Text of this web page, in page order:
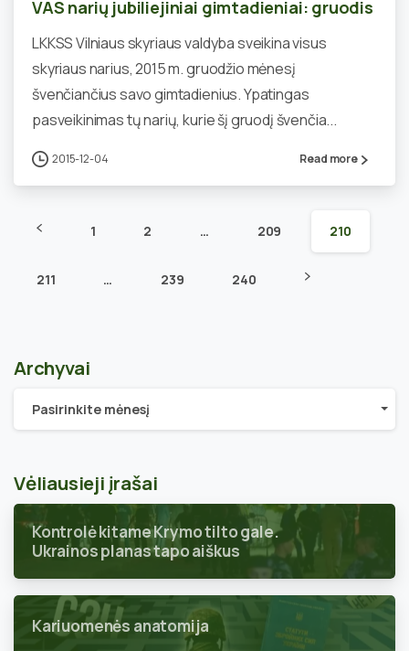
VAS narių jubiliejiniai gimtadieniai: gruodis
LKKSS Vilniaus skyriaus valdyba sveikina visus
skyriaus narius, 2015 m. gruodžio mėnesį
švenčiančius savo gimtadienius. Ypatingas
pasveikinimas tų narių, kurie šį gruodį švenčia...
2015-12-04 Read more
1 2 … 209 210
211 … 239 240
Archyvai
Archyvai
Pasirinkite mėnesį
Vėliausieji įrašai
Kontrolė kitame Krymo tilto gale.
Ukrainos planas tapo aiškus
Kariuomenės anatomija